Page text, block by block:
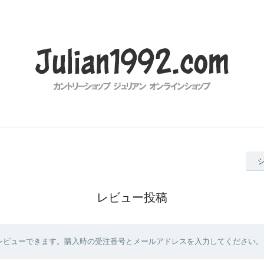
レビュー投稿
ューできます。購入時の受注番号とメールアドレスを入力してください。